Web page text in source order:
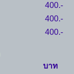
400.-
400.-
400.-
บาท